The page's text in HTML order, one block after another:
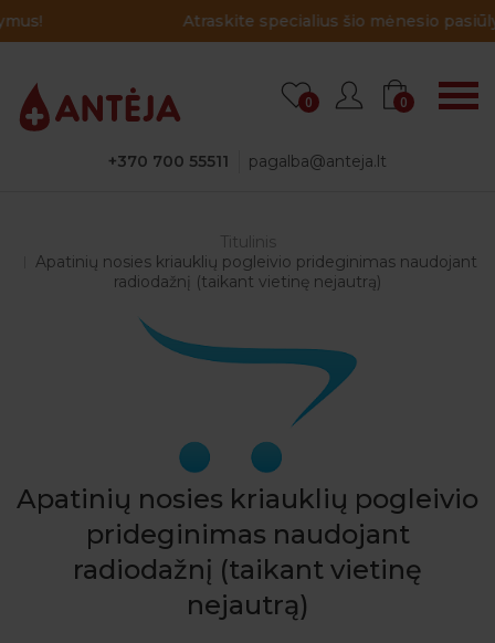
Atraskite specialius šio mėnesio pasiūlymus!
+370 700 55511 pagalba@anteja.lt
0 0
Titulinis
Apatinių nosies kriauklių pogleivio prideginimas naudojant
radiodažnį (taikant vietinę nejautrą)
Apatinių nosies kriauklių pogleivio
prideginimas naudojant
radiodažnį (taikant vietinę
nejautrą)